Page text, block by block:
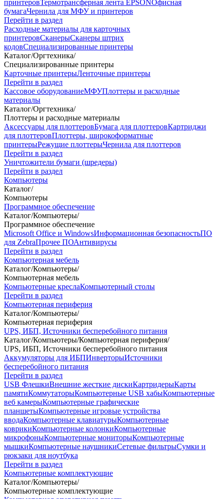
принтеровТермотрансферная лента EPSONОфисная
бумагаЧернила для МФУ и принтеров
Перейти в раздел
Расходные материалы для карточных
принтеровСканерыСканеры штрих
кодовСпециализированные принтеры
Каталог/Оргтехника/
Специализированные принтеры
Карточные принтерыЛенточные принтеры
Перейти в раздел
Кассовое оборудованиеМФУПлоттеры и расходные
материалы
Каталог/Оргтехника/
Плоттеры и расходные материалы
Аксессуары для плоттеровБумага для плоттеровКартриджи
для плоттеровПлоттеры, широкоформатные
принтерыРежущие плоттерыЧернила для плоттеров
Перейти в раздел
Уничтожители бумаги (шредеры)
Перейти в раздел
Компьютеры
Каталог/
Компьютеры
Программное обеспечение
Каталог/Компьютеры/
Программное обеспечение
Microsoft Office и WindowsИнформационная безопасностьПО
для ZebraПрочее ПОАнтивирусы
Перейти в раздел
Компьютерная мебель
Каталог/Компьютеры/
Компьютерная мебель
Компьютерные креслаКомпьютерный столы
Перейти в раздел
Компьютерная периферия
Каталог/Компьютеры/
Компьютерная периферия
UPS, ИБП, Источники бесперебойного питания
Каталог/Компьютеры/Компьютерная периферия/
UPS, ИБП, Источники бесперебойного питания
Аккумуляторы для ИБПИнверторыИсточники
бесперебойного питания
Перейти в раздел
USB ФлешкиВнешние жесткие дискиКартридерыКарты
памятиКоммутаторыКомпьютерные USB хабыКомпьютерные
веб камерыКомпьютерные графические
планшетыКомпьютерные игровые устройства
вводаКомпьютерные клавиатурыКомпьютерные
коврикиКомпьютерные колонкиКомпьютерные
микрофоныКомпьютерные мониторыКомпьютерные
мышкиКомпьютерные наушникиСетевые фильтрыСумки и
рюкзаки для ноутбука
Перейти в раздел
Компьютерные комплектующие
Каталог/Компьютеры/
Компьютерные комплектующие